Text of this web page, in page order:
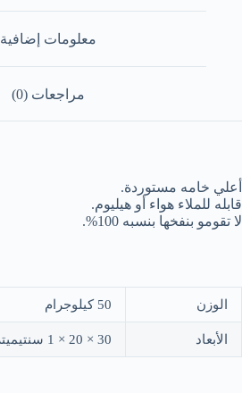
معلومات إضافية
مراجعات (0)
أعلي خامه مستوردة.
قابله للملاء هواء أو هيليوم.
لا تقومو بنفخها بنسبه 100%.
الوزن 50 كيلوجرام
الأبعاد 30 × 20 × 1 سنتيميتر